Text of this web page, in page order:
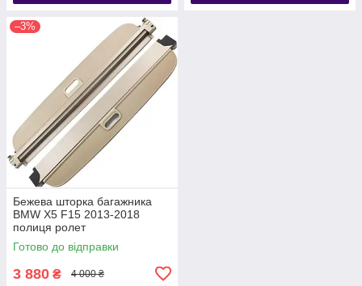
–3%
Бежева шторка багажника
BMW X5 F15 2013-2018
полиця ролет
Готово до відправки
3 880 ₴ 4 000 ₴